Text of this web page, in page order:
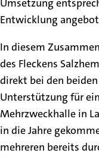
Umsetzung
Entwicklung
In diesem
des Fleckens
direkt bei den
Unterstützung für
Mehrzweckhalle in
in die Jahre
mehreren bereits